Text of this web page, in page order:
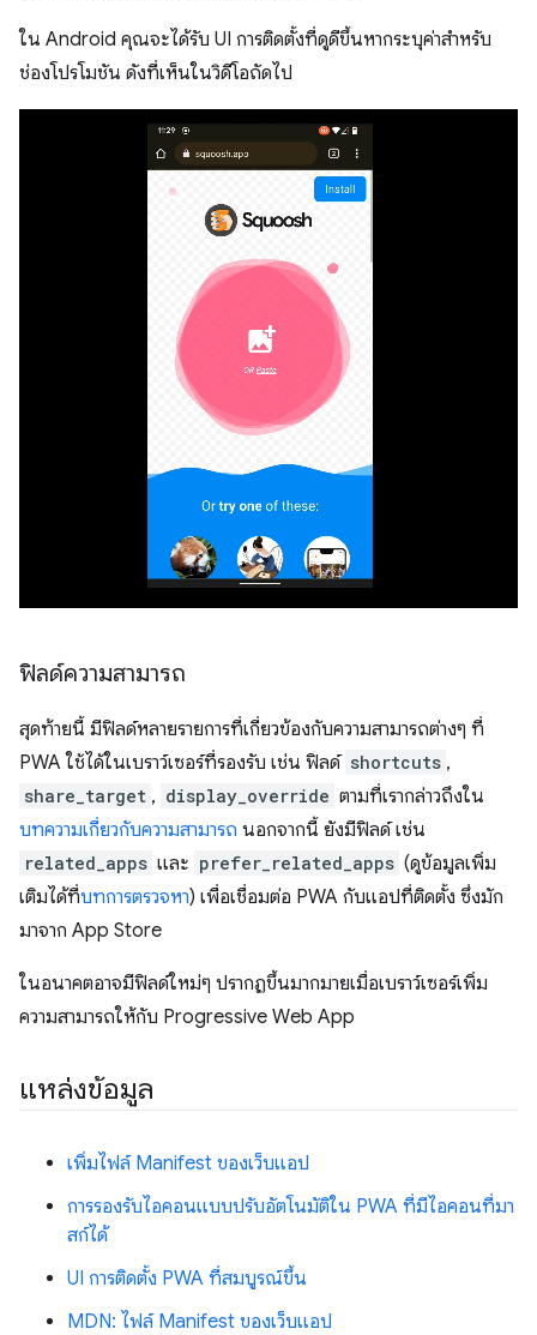
ใน Android คุณจะได้รับ UI การติดตั้งที่ดูดีขึ้นหากระบุค่าสำหรับ
ช่องโปรโมชัน ดังที่เห็นในวิดีโอถัดไป
ฟิลด์ความสามารถ
สุดท้ายนี้ มีฟิลด์หลายรายการที่เกี่ยวข้องกับความสามารถต่างๆ ที่
PWA ใช้ได้ในเบราว์เซอร์ที่รองรับ เช่น ฟิลด์ shortcuts ,
share_target , display_override ตามที่เรากล่าวถึงใน
บทความเกี่ยวกับความสามารถ นอกจากนี้ ยังมีฟิลด์ เช่น
related_apps และ prefer_related_apps (ดูข้อมูลเพิ่ม
เติมได้ที่บทการตรวจหา) เพื่อเชื่อมต่อ PWA กับแอปที่ติดตั้ง ซึ่งมัก
มาจาก App Store
ในอนาคตอาจมีฟิลด์ใหม่ๆ ปรากฏขึ้นมากมายเมื่อเบราว์เซอร์เพิ่ม
ความสามารถให้กับ Progressive Web App
แหล่งข้อมูล
เพิ่มไฟล์ Manifest ของเว็บแอป
การรองรับไอคอนแบบปรับอัตโนมัติใน PWA ที่มีไอคอนที่มา
สก์ได้
UI การติดตั้ง PWA ที่สมบูรณ์ขึ้น
MDN: ไฟล์ Manifest ของเว็บแอป